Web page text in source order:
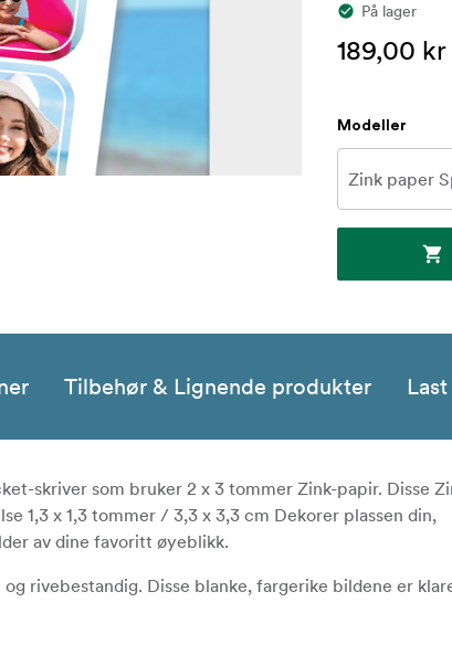
På lager
189,00 kr
Modeller
Tilbehør & Lignende produkter
skriver som bruker 2 x 3 tommer Zink-papir. Disse
1,3 x 1,3 tommer / 3,3 x 3,3 cm Dekorer plassen din,
av dine favoritt øyeblikk.
rivebestandig. Disse blanke, fargerike bildene er